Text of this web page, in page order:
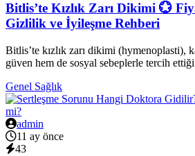
Bitlis’te Kızlık Zarı Dikimi 💮
Gizlilik ve İyileşme Rehberi
Bitlis’te kızlık zarı dikimi (hymenoplasti),
güven hem de sosyal sebeplerle tercih
Genel Sağlık
admin
11 ay önce
43